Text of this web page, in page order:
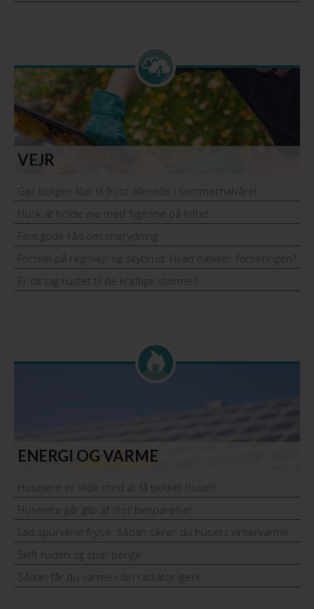
VEJR
Gør boligen klar til frost allerede i sommerhalvåret
Husk at holde øje med fygesne på loftet
Fem gode råd om snerydning
Forskel på regnvejr og skybrud: Hvad dækker forsikringen?
Er dit tag rustet til de kraftige storme?
ENERGI OG VARME
Husejere er vilde med at få tjekket huset!
Husejere går glip af stor besparelse!
Lad spurvene fryse: Sådan sikrer du husets vintervarme
Skift ruden og spar penge
Sådan får du varme i din radiator igen!